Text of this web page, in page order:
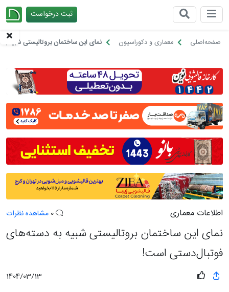
ثبت درخواست
صفحه‌اصلی معماری و دکوراسیون نمای این ساختمان بروتالیستی شبیه
اطلاعات معماری مشاهده نظرات
نمای این ساختمان بروتالیستی شبیه به دسته‌های
فوتبال‌دستی است!
1404/03/13